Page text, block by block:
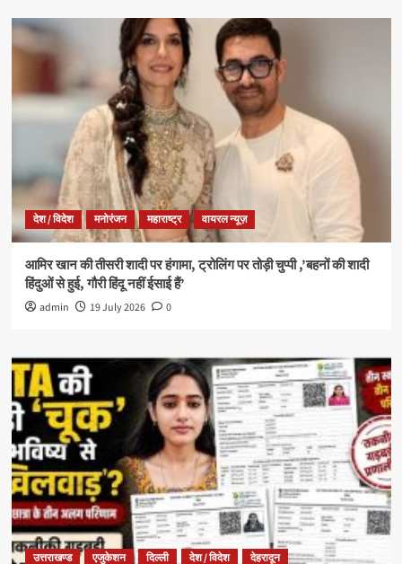
देश / विदेश मनोरंजन महाराष्ट्र वायरल न्यूज़
आमिर खान की तीसरी शादी पर हंगामा, ट्रोलिंग पर तोड़ी चुप्पी ,’बहनों की शादी
हिंदुओं से हुई, गौरी हिंदू नहीं ईसाई हैं’
admin 19 July 2026 0
उत्तराखण्ड एजुकेशन दिल्ली देश / विदेश देहरादून